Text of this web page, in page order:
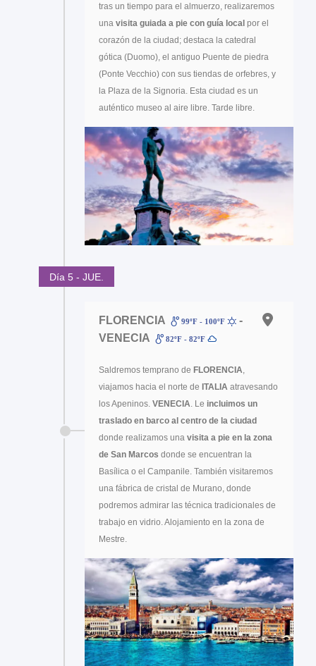
tras un tiempo para el almuerzo, realizaremos
una visita guiada a pie con guía local por el
corazón de la ciudad; destaca la catedral
gótica (Duomo), el antiguo Puente de piedra
(Ponte Vecchio) con sus tiendas de orfebres, y
la Plaza de la Signoria. Esta ciudad es un
auténtico museo al aire libre. Tarde libre.
Día 5 - JUE.
FLORENCIA 99ºF - 100ºF
-
VENECIA
82ºF - 82ºF
Saldremos temprano de FLORENCIA
viajamos hacia el norte de ITALIA atravesando
los Apeninos. VENECIA . Le incluimos un
traslado en barco al centro de la ciudad
donde realizamos una visita a pie en la zona
de San Marcos donde se encuentran la
Basílica o el Campanile. También visitaremos
una fábrica de cristal de Murano, donde
podremos admirar las técnica tradicionales de
trabajo en vidrio. Alojamiento en la zona de
Mestre.